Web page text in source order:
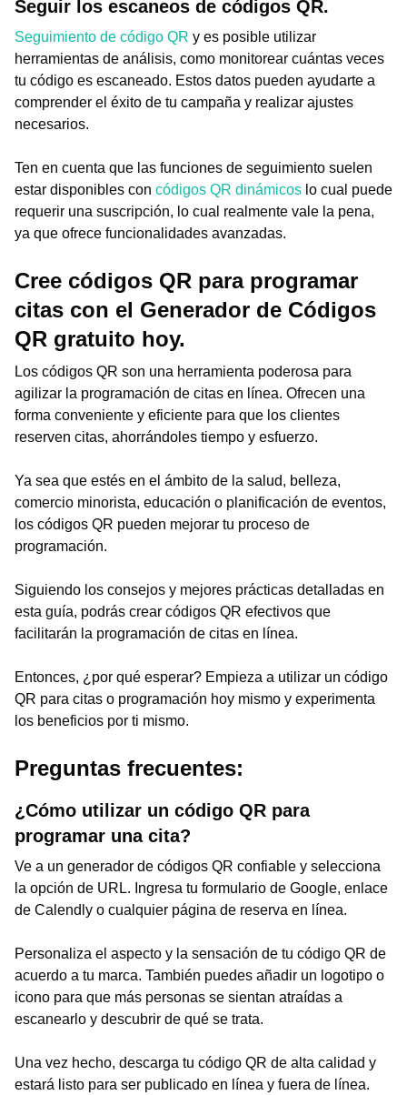
Seguir los escaneos de códigos QR.
Seguimiento de código QR y es posible utilizar
herramientas de análisis, como monitorear cuántas veces
tu código es escaneado. Estos datos pueden ayudarte a
comprender el éxito de tu campaña y realizar ajustes
necesarios.
Ten en cuenta que las funciones de seguimiento suelen
estar disponibles con códigos QR dinámicos lo cual puede
requerir una suscripción, lo cual realmente vale la pena,
ya que ofrece funcionalidades avanzadas.
Cree códigos QR para programar
citas con el Generador de Códigos
QR gratuito hoy.
Los códigos QR son una herramienta poderosa para
agilizar la programación de citas en línea. Ofrecen una
forma conveniente y eficiente para que los clientes
reserven citas, ahorrándoles tiempo y esfuerzo.
Ya sea que estés en el ámbito de la salud, belleza,
comercio minorista, educación o planificación de eventos,
los códigos QR pueden mejorar tu proceso de
programación.
Siguiendo los consejos y mejores prácticas detalladas en
esta guía, podrás crear códigos QR efectivos que
facilitarán la programación de citas en línea.
Entonces, ¿por qué esperar? Empieza a utilizar un código
QR para citas o programación hoy mismo y experimenta
los beneficios por ti mismo.
Preguntas frecuentes:
¿Cómo utilizar un código QR para
programar una cita?
Ve a un generador de códigos QR confiable y selecciona
la opción de URL. Ingresa tu formulario de Google, enlace
de Calendly o cualquier página de reserva en línea.
Personaliza el aspecto y la sensación de tu código QR de
acuerdo a tu marca. También puedes añadir un logotipo o
icono para que más personas se sientan atraídas a
escanearlo y descubrir de qué se trata.
Una vez hecho, descarga tu código QR de alta calidad y
estará listo para ser publicado en línea y fuera de línea.